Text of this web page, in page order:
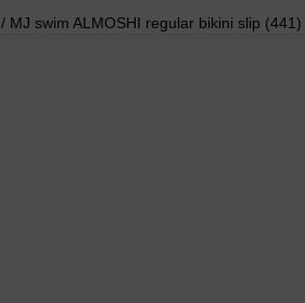
/ MJ swim ALMOSHI regular bikini slip (441)